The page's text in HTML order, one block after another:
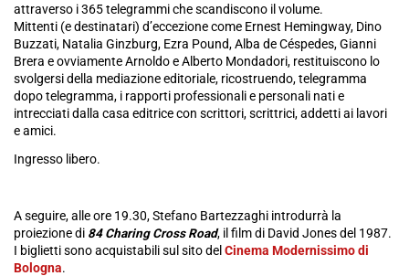
attraverso i 365 telegrammi che scandiscono il volume.
Mittenti (e destinatari) d’eccezione come Ernest Hemingway, Dino
Buzzati, Natalia Ginzburg, Ezra Pound, Alba de Céspedes, Gianni
Brera e ovviamente Arnoldo e Alberto Mondadori, restituiscono lo
svolgersi della mediazione editoriale, ricostruendo, telegramma
dopo telegramma, i rapporti professionali e personali nati e
intrecciati dalla casa editrice con scrittori, scrittrici, addetti ai lavori
e amici.
Ingresso libero.
A seguire, alle ore 19.30, Stefano Bartezzaghi introdurrà la
proiezione di 84 Charing Cross Road, il film di David Jones del 1987.
I biglietti sono acquistabili sul sito delCinema Modernissimo di
Bologna.